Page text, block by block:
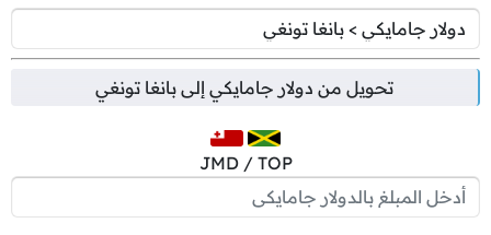
تحويل من دولار جامايكي إلى بانغا تونغي
JMD / TOP